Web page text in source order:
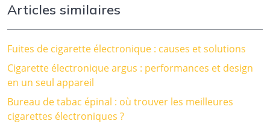
Articles similaires
Fuites de cigarette électronique : causes et solutions
Cigarette électronique argus : performances et design
en un seul appareil
Bureau de tabac épinal : où trouver les meilleures
cigarettes électroniques ?